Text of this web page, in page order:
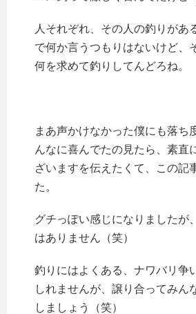
人それぞれ、その人の釣りがあ
で何か言うつもりはないけど、
何を求めて釣りしてんどろね。
まあ声かけなかった僕にも落ち
んなに喜んでたの見たら、素直
ざいますを伝えたくて、この記
た。
グチっぽい感じになりましたが
はありません（笑）
釣りにはよくある、ナワバリ争
しれませんが、譲り合ってみん
しましょう（笑）